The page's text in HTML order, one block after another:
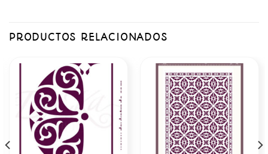
PRODUCTOS RELACIONADOS